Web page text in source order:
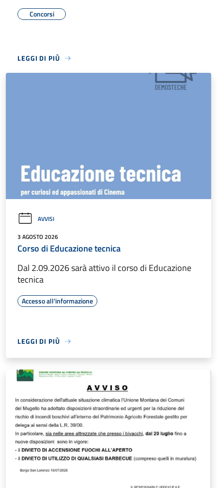
Concorsi
LEGGI DI PIÙ
AVVISI
3 AGOSTO 2026
Corso di Educazione tecnica
Dal 2.09.2026 sarà attivo il corso di Educazione
tecnica
Accesso all'informazione
LEGGI DI PIÙ